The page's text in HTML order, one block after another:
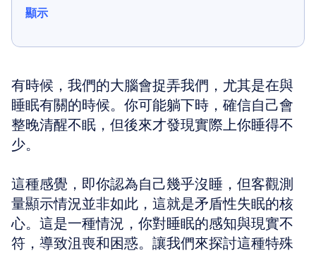
顯示
有時候，我們的大腦會捉弄我們，尤其是在與
睡眠有關的時候。你可能躺下時，確信自己會
整晚清醒不眠，但後來才發現實際上你睡得不
少。
這種感覺，即你認為自己幾乎沒睡，但客觀測
量顯示情況並非如此，這就是矛盾性失眠的核
心。這是一種情況，你對睡眠的感知與現實不
符，導致沮喪和困惑。讓我們來探討這種特殊